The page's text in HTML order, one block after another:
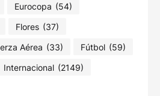
Eurocopa (54)
Flores (37)
Aérea (33) Fútbol (59)
Internacional (2149)